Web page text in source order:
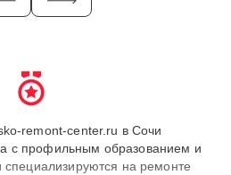
remont-center.ru в Сочи
с профильным образованием и
на ремонте